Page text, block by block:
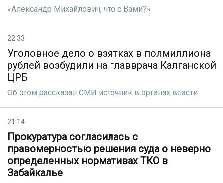
«Александр Михайлович, что с Вами?»
22:33
Уголовное дело о взятках в полмиллиона
рублей возбудили на главврача Калганской
ЦРБ
Об этом рассказал СМИ источник в органах власти
21:14
Прокуратура согласилась с
правомерностью решения суда о неверно
определенных нормативах ТКО в
Забайкалье